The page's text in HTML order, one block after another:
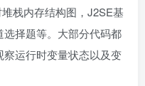
栈内存结构图，J2SE基
择题等。大部分代码都
运行时变量状态以及变